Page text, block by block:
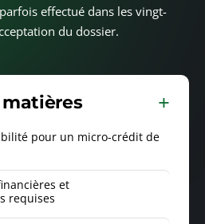
effectué dans les vingt-
du dossier.
matières
pour un micro-crédit de
et
requises